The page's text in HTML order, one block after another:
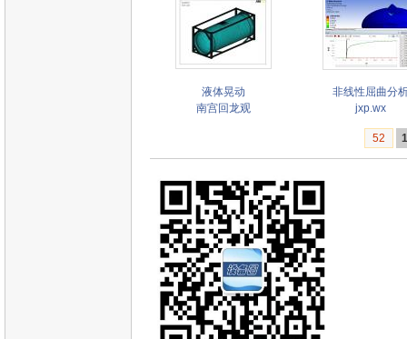
液体晃动
南宫回龙观
非线性屈曲分
jxp.wx
52 1